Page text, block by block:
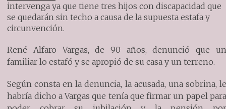
intervenga ya que tiene tres hijos con discapacidad que
se quedarán sin techo a causa de la supuesta estafa y
circunvención.
René Alfaro Vargas, de 90 años, denunció que un
familiar lo estafó y se apropió de su casa y un terreno.
Según consta en la denuncia, la acusada, una sobrina, le
habría dicho a Vargas que tenía que firmar un papel para